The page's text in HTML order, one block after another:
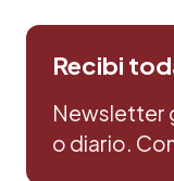
Recibi
Newsletter
o diario.